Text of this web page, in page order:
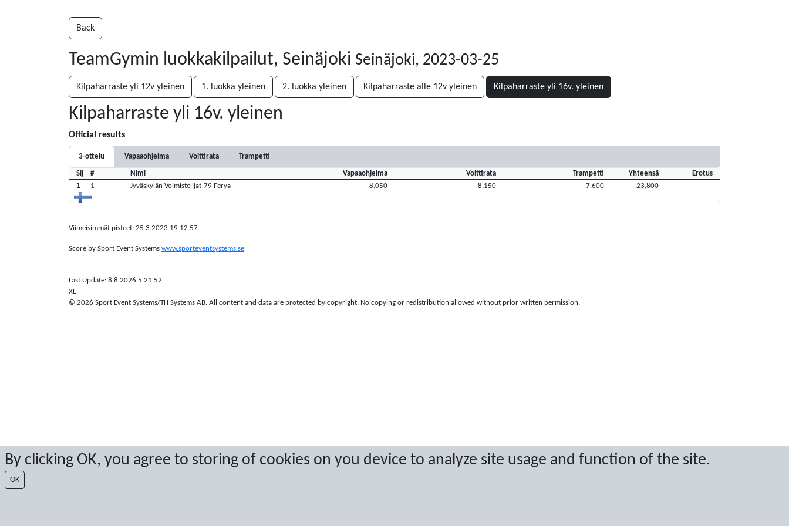
By clicking OK, you agree to storing of cookies on you device to analyze site usage and function of the site.
OK
Back
TeamGymin luokkakilpailut, Seinäjoki Seinäjoki, 2023-03-25
Kilpaharraste yli 12v yleinen 1. luokka yleinen 2. luokka yleinen Kilpaharraste alle 12v yleinen Kilpaharraste yli 16v. yleinen
Kilpaharraste yli 16v. yleinen
Official results
3-ottelu Vapaaohjelma Volttirata Trampetti
Sij # Nimi Vapaaohjelma Volttirata Trampetti Yhteensä
Erotus
1
1 Jyväskylän Voimistelijat-79 Ferya 8,050 8,150 7,600 23,800
Viimeisimmät pisteet: 25.3.2023 19.12.57
Score by Sport Event Systems www.sporteventsystems.se
Last Update: 8.8.2026 5.21.52
XL
© 2026 Sport Event Systems/TH Systems AB. All content and data are protected by copyright. No copying or redistribution allowed without prior written permission.